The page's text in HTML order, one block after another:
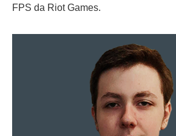
FPS da Riot Games.